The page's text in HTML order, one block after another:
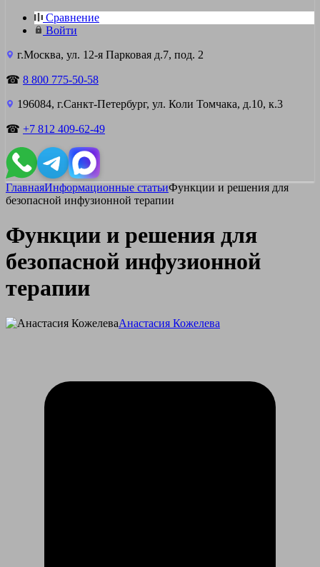
Сравнение
Войти
г.Москва, ул. 12-я Парковая д.7, под. 2
☎ 8 800 775-50-58
196084, г.Санкт-Петербург, ул. Коли Томчака, д.10, к.3
☎ +7 812 409-62-49
ГлавнаяИнформационные статьиФункции и решения для
безопасной инфузионной терапии
Функции и решения для
безопасной инфузионной
терапии
Анастасия Кожелева